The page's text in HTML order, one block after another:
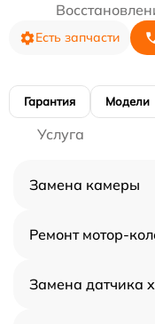
Есть запчасти
Гарантия Модели
Услуга
Замена камеры
Ремонт мотор-
Замена датчика